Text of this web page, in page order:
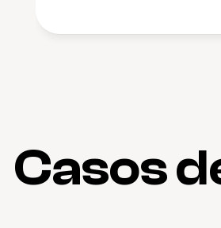
Casos